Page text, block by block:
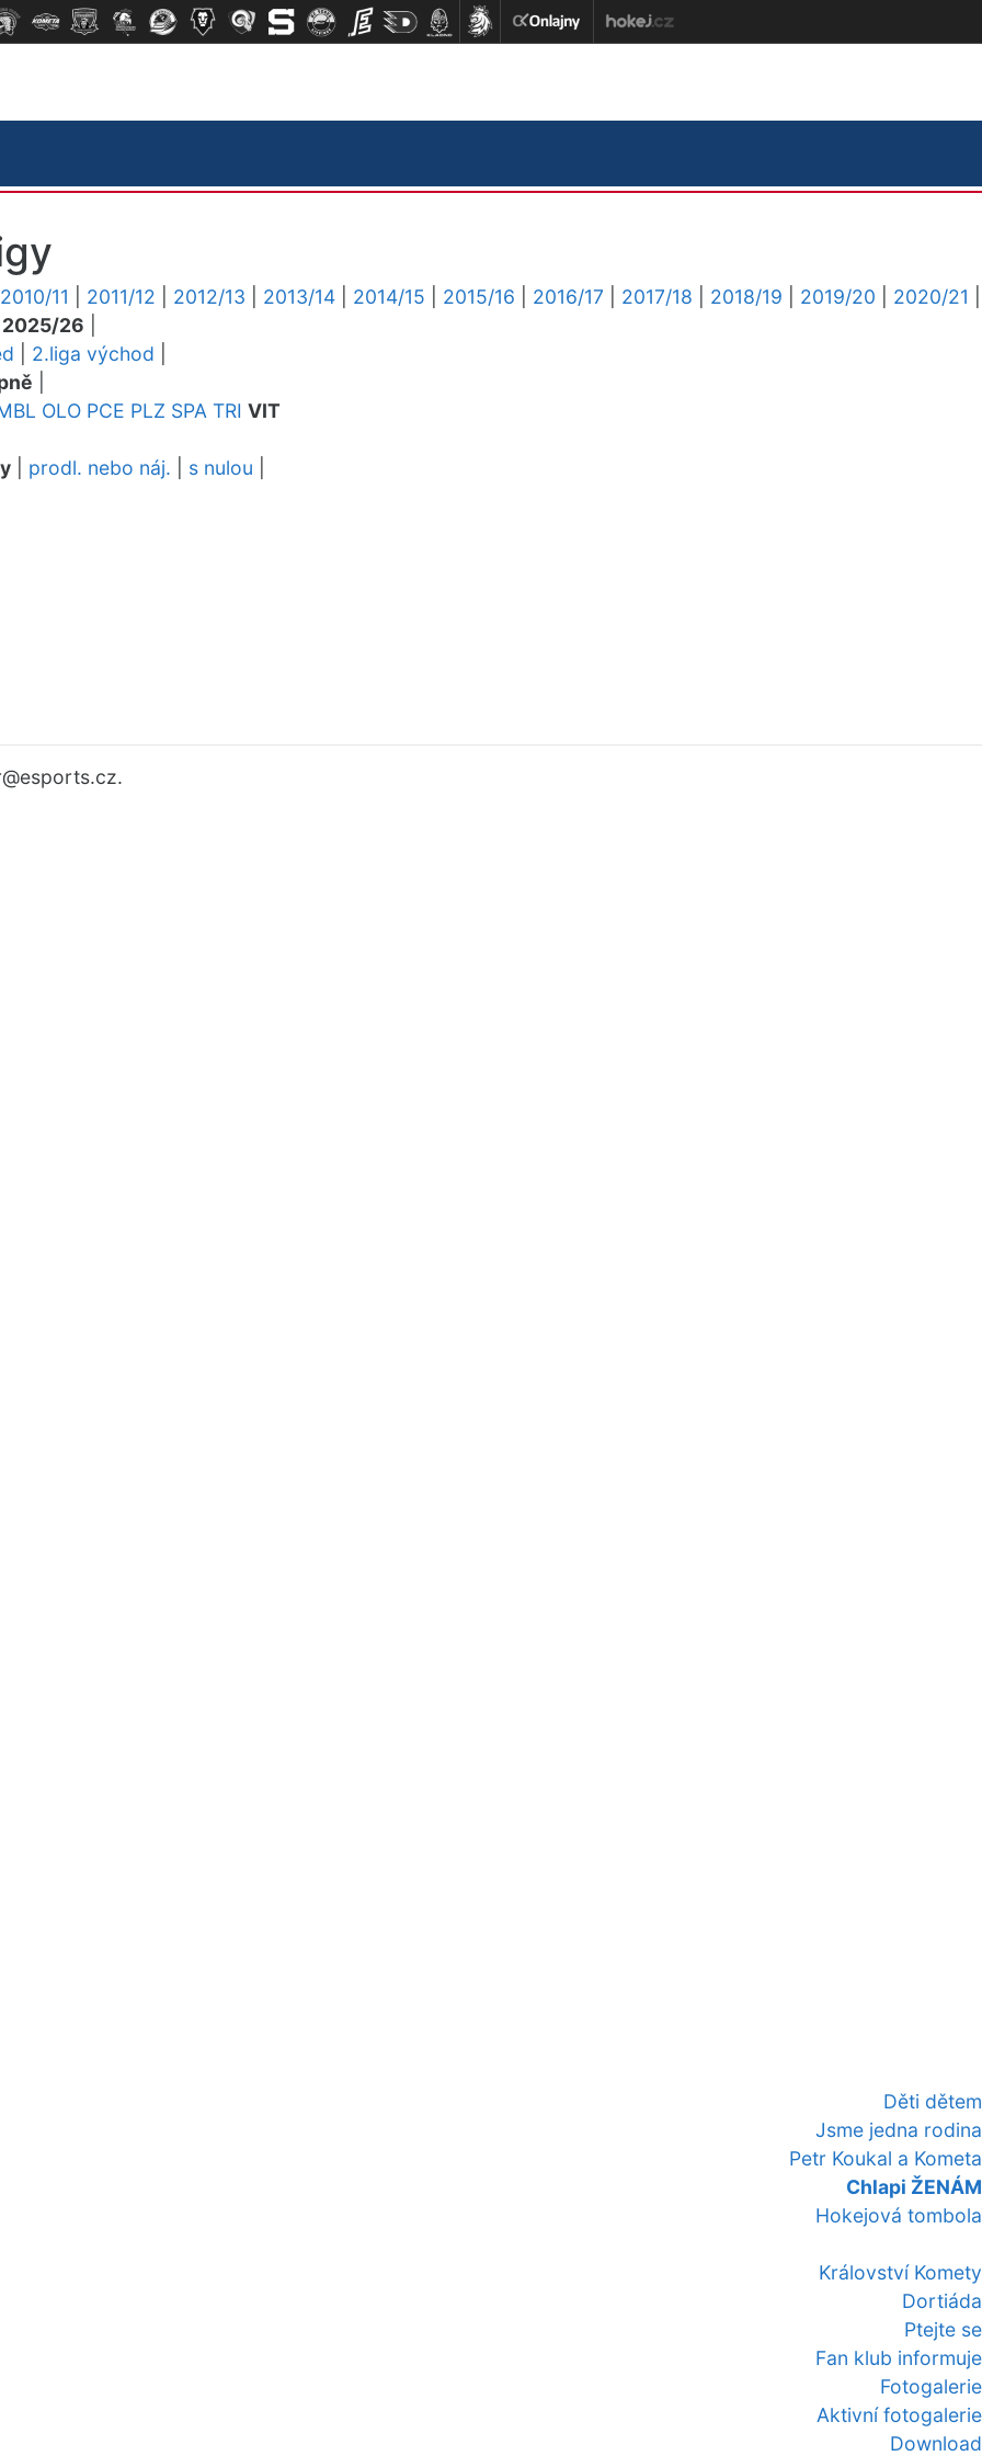
Děti dětem
Jsme jedna rodina
Petr Koukal a Kometa
Chlapi ŽENÁM
Hokejová tombola
Království Komety
Dortiáda
Ptejte se
Fan klub informuje
Fotogalerie
Aktivní fotogalerie
Download
2010/11 2011/12 2012/13 2013/14 2014/15 2015/16 2016/17 2017/18 2018/19 2019/20 2020/21
2025/26
2.liga východ
OLO PCE PLZ SPA TRI VIT
prodl. nebo náj. s nulou
@esports.cz.